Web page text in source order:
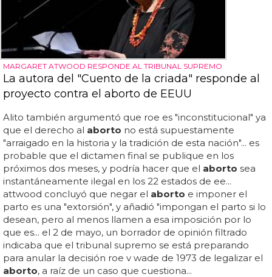
MARGARET ATWOOD RESPONDE AL TRIBUNAL SUPREMO
La autora del "Cuento de la criada" responde al
proyecto contra el aborto de EEUU
Alito también argumentó que roe es "inconstitucional" ya
que el derecho al aborto no está supuestamente
"arraigado en la historia y la tradición de esta nación"... es
probable que el dictamen final se publique en los
próximos dos meses, y podría hacer que el aborto sea
instantáneamente ilegal en los 22 estados de ee...
attwood concluyó que negar el aborto e imponer el
parto es una "extorsión", y añadió "impongan el parto si lo
desean, pero al menos llamen a esa imposición por lo
que es... el 2 de mayo, un borrador de opinión filtrado
indicaba que el tribunal supremo se está preparando
para anular la decisión roe v wade de 1973 de legalizar el
aborto, a raíz de un caso que cuestiona...